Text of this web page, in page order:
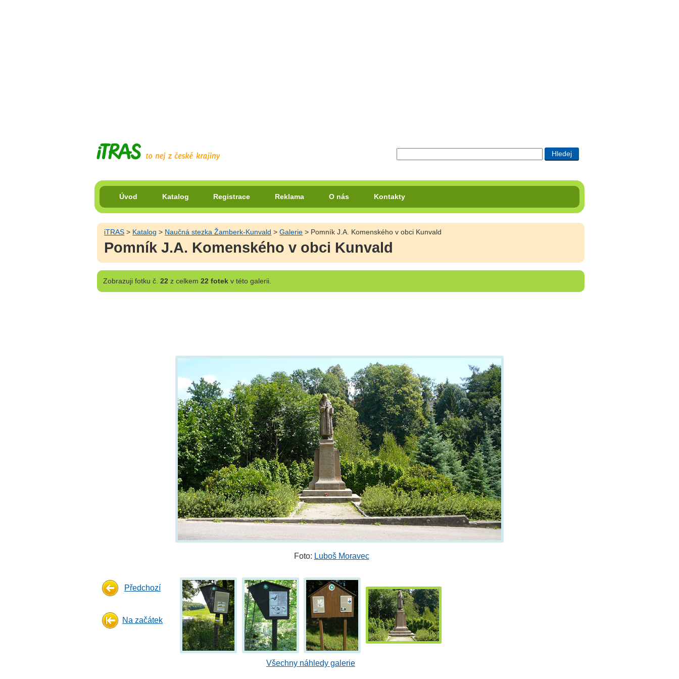
Úvod Katalog Registrace Reklama O nás Kontakty
iTRAS > Katalog > Naučná stezka Žamberk-Kunvald >Galerie > Pomník J.A. Komenského v obci Kunvald
Pomník J.A. Komenského v obci Kunvald
Zobrazujifotku č. 22 z celkem 22 fotekv této galerii.
Foto: Luboš Moravec
Předchozí
Na začátek
Všechny náhledy galerie